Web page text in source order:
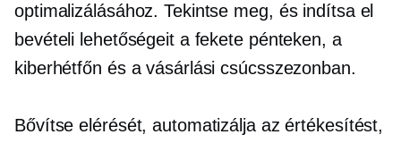
optimalizálásához. Tekintse meg, és indítsa el
bevételi lehetőségeit a fekete pénteken, a
kiberhétfőn és a vásárlási csúcsszezonban.
Bővítse elérését, automatizálja az értékesítést,